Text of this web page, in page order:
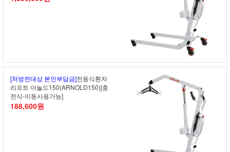
[처방전대상 본인부담금]전동식환자
리프트 아놀드150(ARNOLD150)[충
전식-이동사용가능]
188,600원